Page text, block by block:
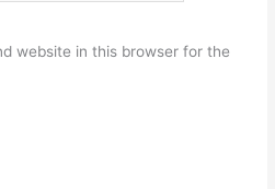
website in this browser for the